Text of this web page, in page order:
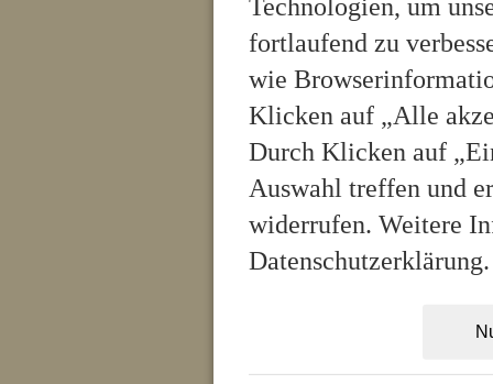
fortlaufend zu
wie
Klicken auf „Alle
Durch Klicken auf
Auswahl treffen und
widerrufen. Weitere
Datenschutzerklärung.